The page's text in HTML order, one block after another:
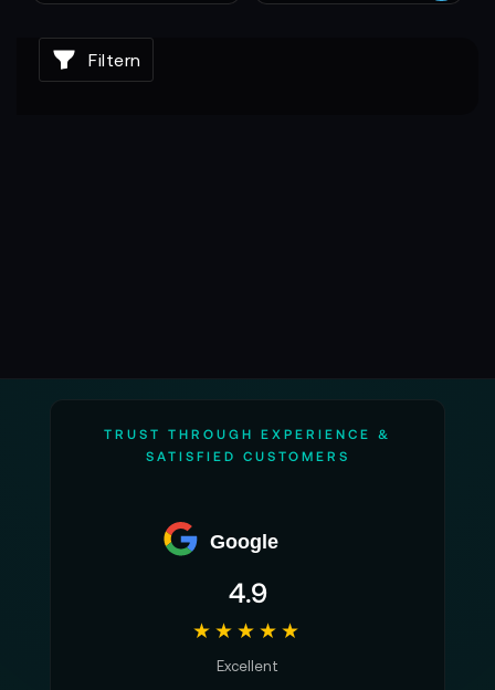
Filtern
TRUST THROUGH EXPERIENCE &
SATISFIED CUSTOMERS
Google
4.9
★★★★★
Excellent